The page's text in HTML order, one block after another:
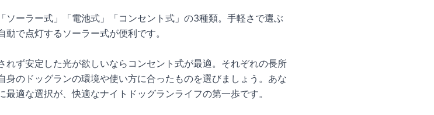
ソーラー式」「電池式」「コンセント式」の3種類。手軽さで選ぶ
動で点灯するソーラー式が便利です。
れず安定した光が欲しいならコンセント式が最適。それぞれの長所
身のドッグランの環境や使い方に合ったものを選びましょう。あな
最適な選択が、快適なナイトドッグランライフの第一歩です。